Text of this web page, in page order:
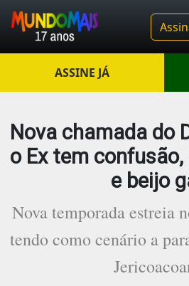
ASSINE JÁ
Nova chamada do
o Ex tem
e beijo
Nova temporada estreia
tendo como cenário a